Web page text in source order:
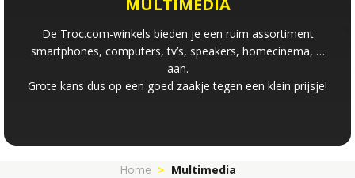
MULTIMEDIA
De Troc.com-winkels bieden je een ruim assortiment
smartphones, computers, tv’s, speakers, homecinema, …
aan.
Grote kans dus op een goed zaakje tegen een klein prijsje!
Home Multimedia